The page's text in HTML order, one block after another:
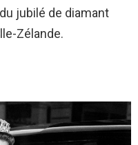
jubilé de diamant
Zélande.